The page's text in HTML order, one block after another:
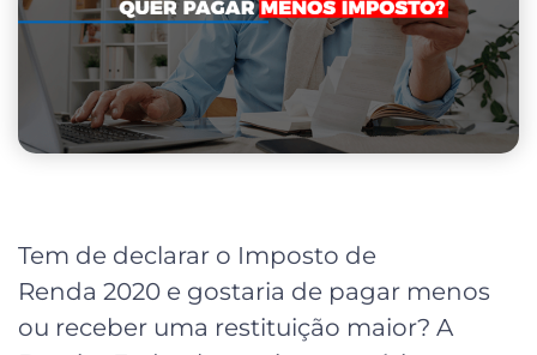
Tem de declarar o Imposto de
Renda 2020 e gostaria de pagar menos
ou receber uma restituição maior? A